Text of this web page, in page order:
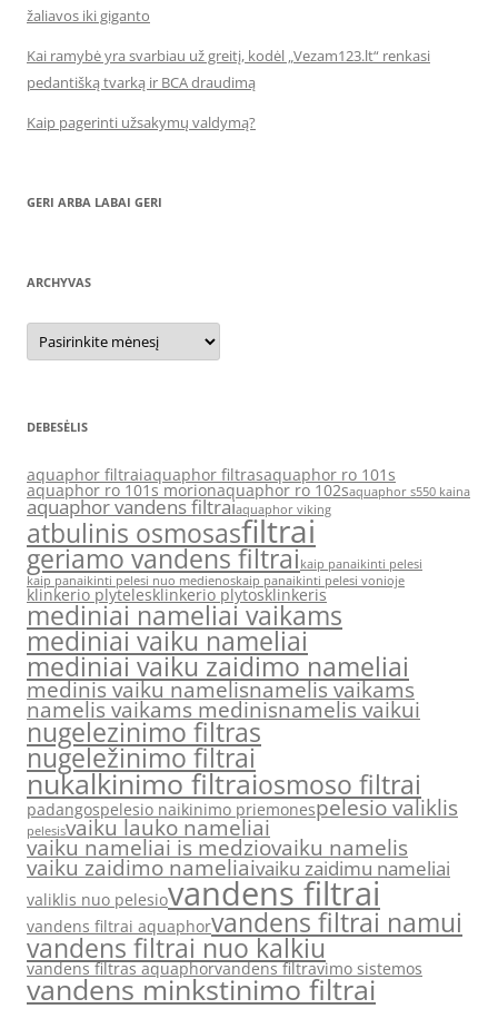
žaliavos iki giganto
Kai ramybė yra svarbiau už greitį, kodėl „Vezam123.lt“ renkasi
pedantišką tvarką ir BCA draudimą
Kaip pagerinti užsakymų valdymą?
GERI ARBA LABAI GERI
ARCHYVAS
Archyvas
DEBESĖLIS
aquaphor filtraiaquaphor filtrasaquaphor ro 101s
aquaphor ro 101s morionaquaphor ro 102saquaphor s550 kaina
aquaphor vandens filtraiaquaphor viking
atbulinis osmosasfiltrai
geriamo vandens filtraikaip panaikinti pelesi
kaip panaikinti pelesi nuo medienoskaip panaikinti pelesi vonioje
klinkerio plytelesklinkerio plytosklinkeris
mediniai nameliai vaikams
mediniai vaiku nameliai
mediniai vaiku zaidimo nameliai
medinis vaiku namelisnamelis vaikams
namelis vaikams medinisnamelis vaikui
nugelezinimo filtras
nugeležinimo filtrai
nukalkinimo filtraiosmoso filtrai
padangospelesio naikinimo priemonespelesio valiklis
pelesisvaiku lauko nameliai
vaiku nameliai is medziovaiku namelis
vaiku zaidimo nameliaivaiku zaidimu nameliai
valiklis nuo pelesiovandens filtrai
vandens filtrai aquaphorvandens filtrai namui
vandens filtrai nuo kalkiu
vandens filtras aquaphorvandens filtravimo sistemos
vandens minkstinimo filtrai